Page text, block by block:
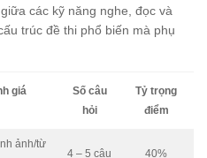
các kỹ năng nghe, đọc và
trúc đề thi phổ biến mà phụ
giá
Số câu
hỏi
Tỷ trọng
điểm
ảnh/từ
4 – 5 câu 40%